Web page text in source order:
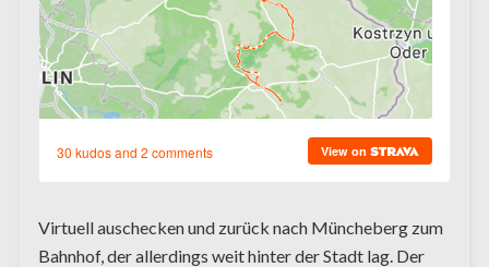
Virtuell auschecken und zurück nach Müncheberg zum
Bahnhof, der allerdings weit hinter der Stadt lag. Der